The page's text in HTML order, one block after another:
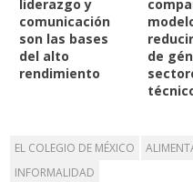
liderazgo y
comunicación
son las bases
del alto
rendimiento
de
EL COLEGIO DE MÉXICO
INFORMALIDAD